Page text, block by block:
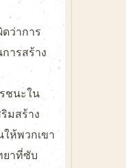
ว่าการ
ารสร้าง
ชนะใน
มสร้าง
ห้พวกเขา
ยาที่ซับ